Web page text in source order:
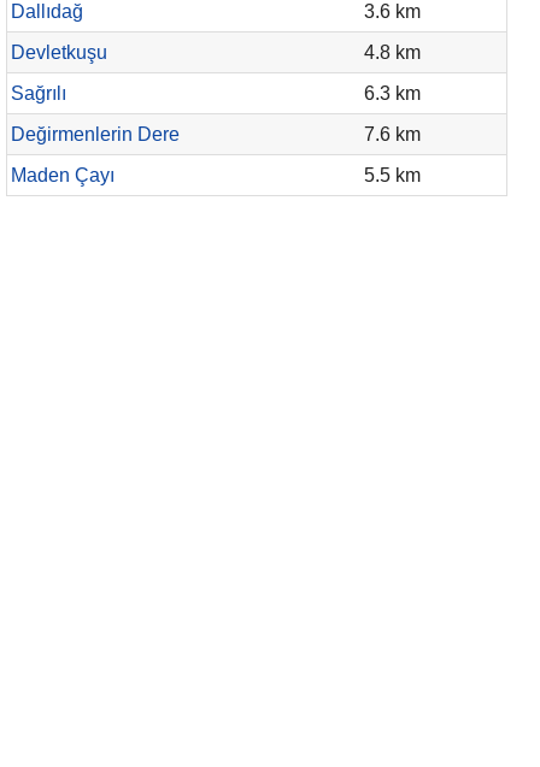
Dallıdağ
3.6 km
Devletkuşu
4.8 km
Sağrılı
6.3 km
Değirmenlerin Dere
7.6 km
Maden Çayı
5.5 km